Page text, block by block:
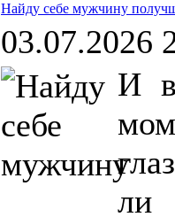
Найду себе мужчину
03.07.2026
И
ли